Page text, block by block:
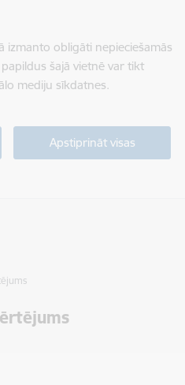
izmanto obligāti nepieciešamās
šajā vietnē var tikt
mediju sīkdatnes.
Apstiprināt visas